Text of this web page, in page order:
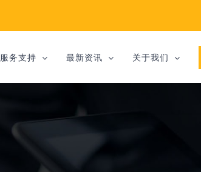
服务支持 最新资讯 关于我们